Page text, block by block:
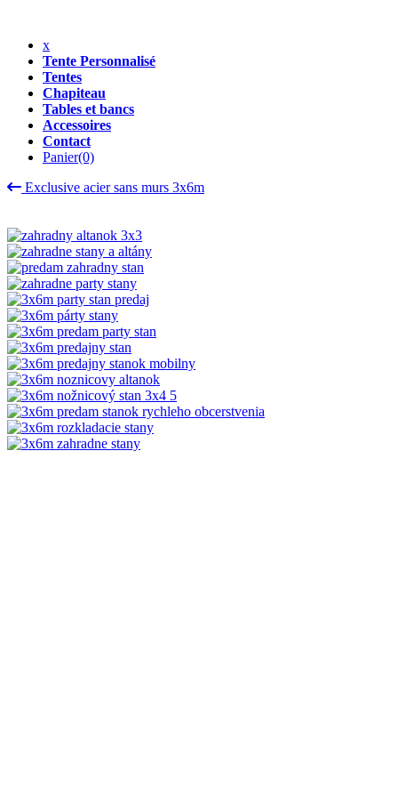
x
Tente Personnalisé
Tentes
Chapiteau
Tables et bancs
Accessoires
Contact
Panier(0)
Exclusive acier sans murs 3x6m